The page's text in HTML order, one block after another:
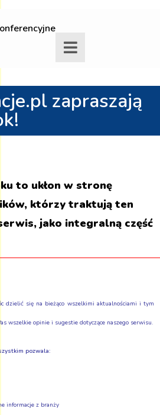
zapraszają
to ukłon w stronę
którzy traktują ten
jako integralną część
dzielić się na bieżąco wszelkimi aktualnościami i tym
wszelkie opinie i sugestie dotyczące naszego serwisu.
pozwala:
informacje z branży